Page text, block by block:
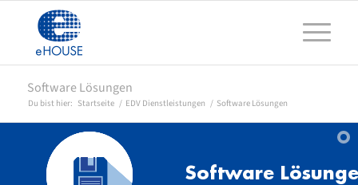
Software Lösungen
Du bist hier: Startseite / EDV Dienstleistungen / Software Lösungen
Software